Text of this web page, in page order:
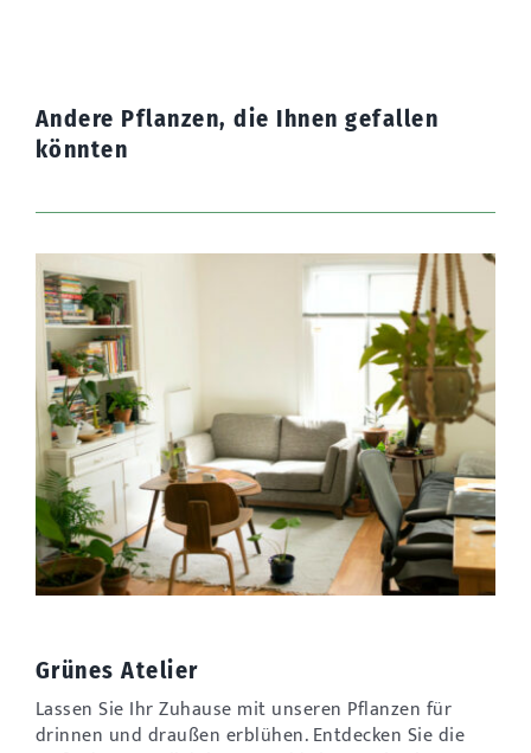
Andere Pflanzen, die Ihnen gefallen
könnten
Grünes Atelier
Lassen Sie Ihr Zuhause mit unseren Pflanzen für
drinnen und draußen erblühen. Entdecken Sie die